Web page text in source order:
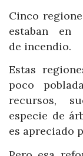
Cinco
estaban
de incendio.
Estas
poco
recursos,
especie de
es apreciado